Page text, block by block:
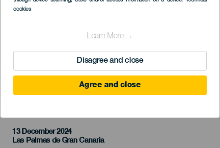
cookies
Learn More →
Disagree and close
Agree and close
13 December 2024
Localidad
Las Palmas de Gran Canaria